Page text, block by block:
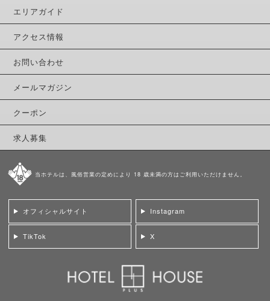
エリアガイド
アクセス情報
お問い合わせ
メールマガジン
クーポン
求人募集
当ホテルは、風俗営業の定めにより 18 歳未満の方はご利用いただけません。
オフィシャルサイト Instagram
TikTok X